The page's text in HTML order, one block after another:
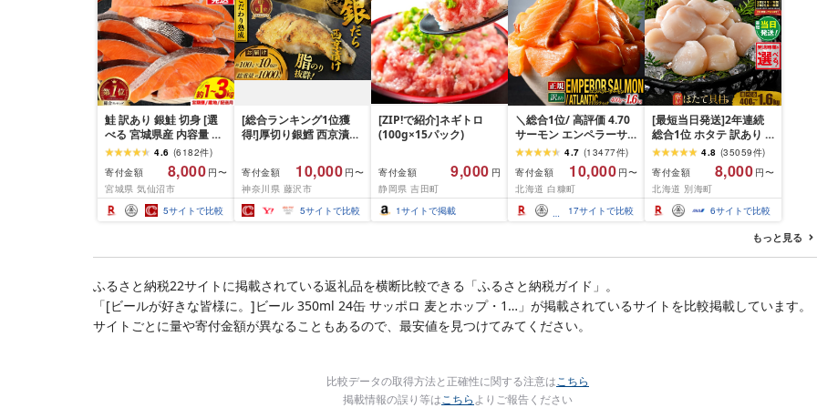
鮭 訳あり 銀鮭 切身 [選
べる 宮城県産 内容量 発
送回数 発送月] [宮城東洋
宮城県 気仙沼市
20566318] 宮城県産 海
鮮 訳アリ 規格外 不揃い
さけ サケ 鮭切身 シャケ
切り身 冷凍 家庭用 おか
4.6 (6182件)
寄付金額
8,000 円〜
宮城県 気仙沼市
5サイトで比較
[総合ランキング1位獲
得!]厚切り銀鱈 西京漬け
約 1,000g (約 100g × 10
切) 西京味噌 西京みそ 味
噌漬け みそ 味噌 鮮魚 魚
介 銀だら 銀ダラ ギンダ
ラ ぎんだら 鱈 タラ 魚
礼品 おかず おつまみ お
酒のあて 家計応援
10000円 魚喜 神奈川 湘
南 藤沢
寄付金額 10,000 円〜
神奈川県 藤沢市
5サイトで比較
[ZIP!で紹介]ネギトロ
(100g×15パック)
寄付金額 9,000 円
静岡県 吉田町
1サイトで掲載
＼総合1位/ 高評価 4.70
サーモン エンペラーサ
ーモン 900g アトランテ
ィック 800g/1.6kg 小分
け 訳あり ふるさと納税
刺身 ふるさと 納税 鮭 冷
凍 さけ サケ 海鮮 魚 生
食サーモン 人気 ランキ
4.7 (13477件)
寄付金額
10,000 円〜
北海道 白糠町
17サイトで比較
[最短当日発送]2年連続
総合1位 ホタテ 訳あり (
ふるさと納税 ほたて ふ
るさと納税 訳あり 帆立
ふるさと わけあり ホタ
テ貝柱 貝 人気 不揃い 刺
身 規格外 魚介 ランキン
グ 海鮮 冷凍 発送時期が
選べる 北海道 別海町 )
4.8 (35059件)
寄付金額
8,000 円〜
北海道 別海町
6サイトで比較
もっと見る
ふるさと納税22サイトに掲載されている返礼品を横断比較できる「ふるさと納税ガイド」。
「[ビールが好きな皆様に。]ビール 350ml 24缶 サッポロ 麦とホップ・1…」が掲載されているサイトを比較掲載しています。
サイトごとに量や寄付金額が異なることもあるので、最安値を見つけてみてください。
比較データの取得方法と正確性に関する注意はこちら
掲載情報の誤り等はこちらよりご報告ください